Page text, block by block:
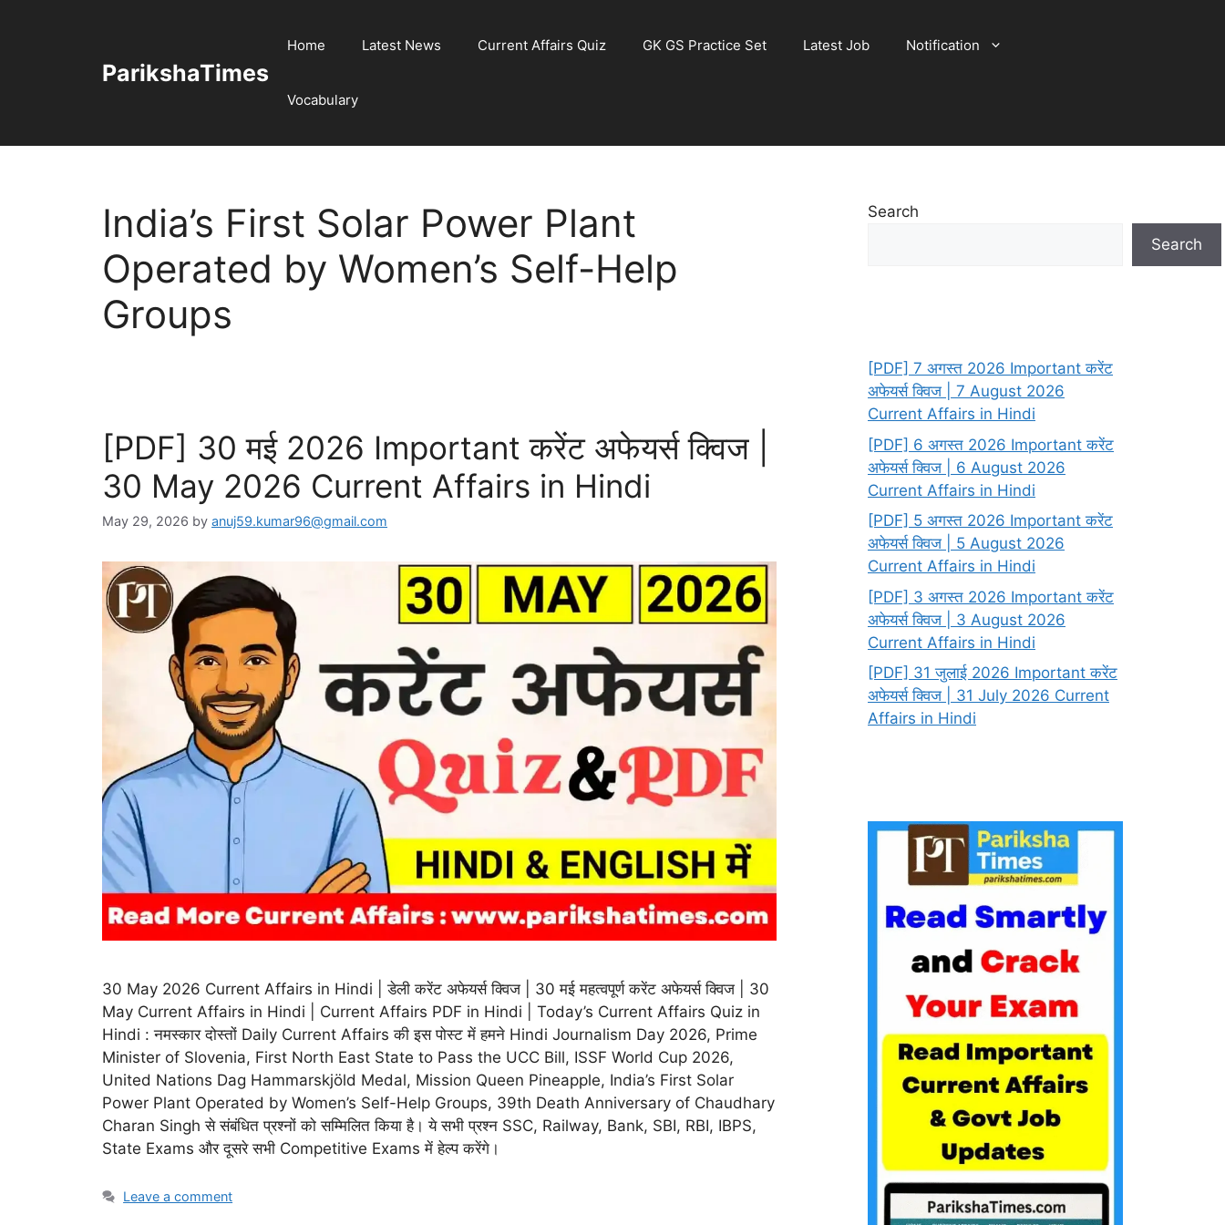
ParikshaTimes
Home Latest News Current Affairs Quiz GK GS Practice Set Latest Job Notification
Vocabulary
India’s First Solar Power Plant
Operated by Women’s Self-Help
Groups
[PDF] 30 मई 2026 Important करेंट अफेयर्स क्विज |
30 May 2026 Current Affairs in Hindi
May 29, 2026 by anuj59.kumar96@gmail.com
30 May 2026 Current Affairs in Hindi | डेली करेंट अफेयर्स क्विज | 30 मई महत्वपूर्ण करेंट अफेयर्स क्विज | 30
May Current Affairs in Hindi | Current Affairs PDF in Hindi | Today’s Current Affairs Quiz in
Hindi : नमस्कार दोस्तों Daily Current Affairs की इस पोस्ट में हमने Hindi Journalism Day 2026, Prime
Minister of Slovenia, First North East State to Pass the UCC Bill, ISSF World Cup 2026,
United Nations Dag Hammarskjöld Medal, Mission Queen Pineapple, India’s First Solar
Power Plant Operated by Women’s Self-Help Groups, 39th Death Anniversary of Chaudhary
Charan Singh से संबंधित प्रश्नों को सम्मिलित किया है। ये सभी प्रश्न SSC, Railway, Bank, SBI, RBI, IBPS,
State Exams और दूसरे सभी Competitive Exams में हेल्प करेंगे।
Leave a comment
Search
Search
[PDF] 7 अगस्त 2026 Important करेंट
अफेयर्स क्विज | 7 August 2026
Current Affairs in Hindi
[PDF] 6 अगस्त 2026 Important करेंट
अफेयर्स क्विज | 6 August 2026
Current Affairs in Hindi
[PDF] 5 अगस्त 2026 Important करेंट
अफेयर्स क्विज | 5 August 2026
Current Affairs in Hindi
[PDF] 3 अगस्त 2026 Important करेंट
अफेयर्स क्विज | 3 August 2026
Current Affairs in Hindi
[PDF] 31 जुलाई 2026 Important करेंट
अफेयर्स क्विज | 31 July 2026 Current
Affairs in Hindi